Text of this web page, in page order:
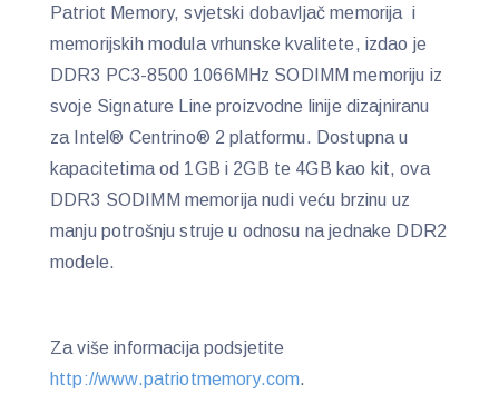
Patriot Memory, svjetski dobavljač memorija i
memorijskih modula vrhunske kvalitete, izdao je
DDR3 PC3-8500 1066MHz SODIMM memoriju iz
svoje Signature Line proizvodne linije dizajniranu
za Intel® Centrino® 2 platformu. Dostupna u
kapacitetima od 1GB i 2GB te 4GB kao kit, ova
DDR3 SODIMM memorija nudi veću brzinu uz
manju potrošnju struje u odnosu na jednake DDR2
modele.
Za više informacija podsjetite
http://www.patriotmemory.com.